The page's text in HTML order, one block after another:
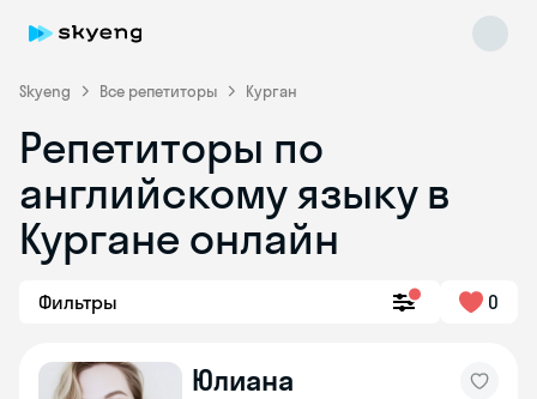
Skyeng Все репетиторы Курган
Репетиторы по
английскому языку в
Кургане онлайн
Фильтры 0
Юлиана
Skyeng Chat